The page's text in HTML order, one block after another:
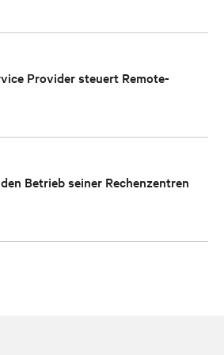
Provider steuert Remote-
Betrieb seiner Rechenzentren